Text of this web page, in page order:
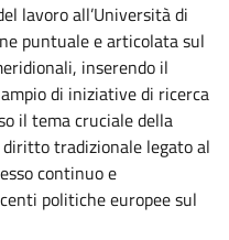
lavoro all’Università di
puntuale e articolata sul
inserendo il
di iniziative di ricerca
il tema cruciale della
tradizionale legato al
continuo e
politiche europee sul